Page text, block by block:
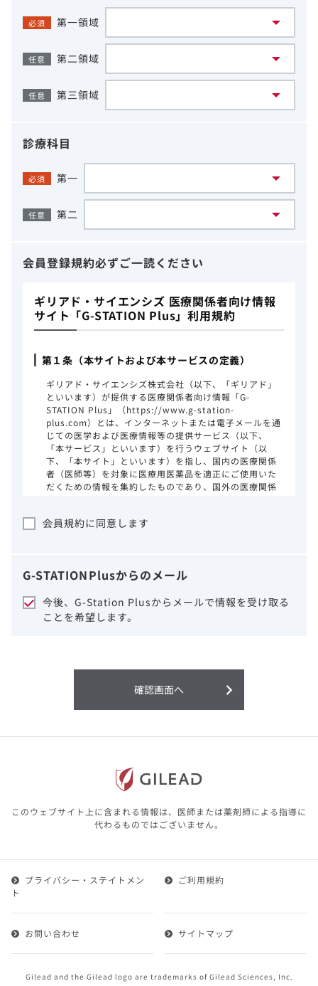
必須 第一領域
任意 第二領域
任意 第三領域
診療科目
必須 第一
任意 第二
会員登録規約必ずご一読ください
ギリアド・サイエンシズ 医療関係者向け情報
サイト「G-STATION Plus」利用規約
第１条（本サイトおよび本サービスの定義）
ギリアド・サイエンシズ株式会社（以下、「ギリアド」
といいます）が提供する医療関係者向け情報「G-
STATION Plus」（https://www.g-station-
plus.com）とは、インターネットまたは電子メールを通
じての医学および医療情報等の提供サービス（以下、
「本サービス」といいます）を行うウェブサイト（以
下、「本サイト」といいます）を指し、国内の医療関係
者（医師等）を対象に医療用医薬品を適正にご使用いた
だくための情報を集約したものであり、国外の医療関係
事項をご熟読いただき、同意された場合のみご利用くだ
ギリアドは、本サイトのコンテンツについて
細心の注意を払い、正確かつ最新の情報を提
供するように努力をしておりますが、正確
性、確実性、妥当性、有用性、ご利用になら
利用することまたは利用できなかったことよ
り生じる損害については一切の責任を負いか
含む）の情報は、その製品またはその製品の
本サイト内の情報は、医師その他医療関係者
が行なうべきアドバイスやサービスを提供す
るものではありません。本サイトに表示され
ている情報は、決して、医師その他医療関係
1.会員とは、医療関係者の方で、本サービスの利用規約
ービスに登録を申し込みギリアドがこれを承認した方を
いいます。
けることができます。
会員規約に同意します
G-STATIONPlusからのメール
今後、G-Station Plusからメールで情報を受け取る
ことを希望します。
確認画面へ
このウェブサイト上に含まれる情報は、医師または薬剤師による指導に
代わるものではございません。
Gilead and the Gilead logo are trademarks of Gilead Sciences, Inc.
プライバシー・ステイトメン
ト
ご利用規約
お問い合わせ サイトマップ